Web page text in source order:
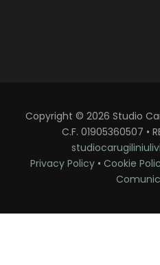
Copyright © 2026 Studio
C.F. 01905360507 •
Privacy Policy • Cookie